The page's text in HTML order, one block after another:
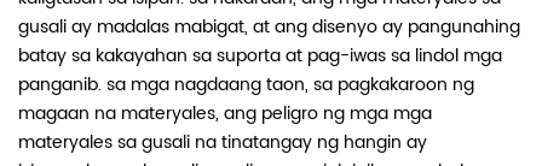
gusali ay madalas mabigat, at ang disenyo ay pangunahing
batay sa kakayahan sa suporta at pag-iwas sa lindol mga
panganib. sa mga nagdaang taon, sa pagkakaroon ng
magaan na materyales, ang peligro ng mga mga
materyales sa gusali na tinatangay ng hangin ay